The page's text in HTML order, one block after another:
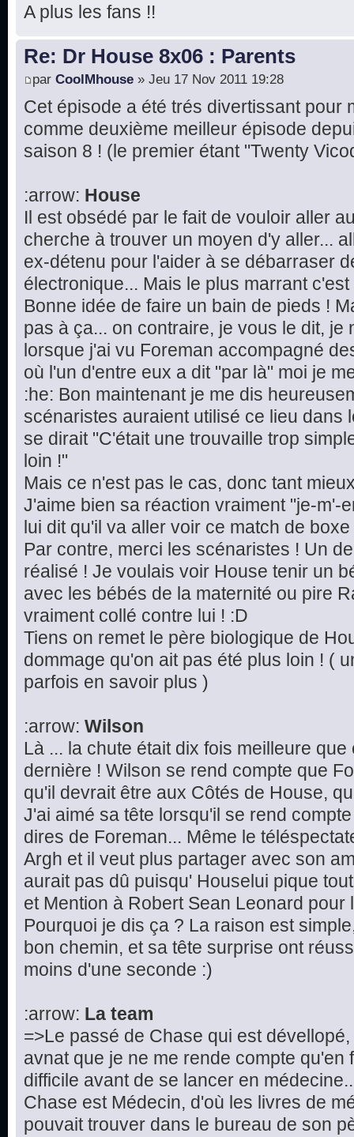
A plus les fans !!
Re: Dr House 8x06 : Parents
par CoolMhouse » Jeu 17 Nov 2011 19:28
Cet épisode a été trés divertissant pour
comme deuxième meilleur épisode
saison 8 ! (le premier étant "Twenty
:arrow: House
Il est obsédé par le fait de vouloir aller
cherche à trouver un moyen d'y aller...
ex-détenu pour l'aider à se débarraser
électronique... Mais le plus marrant
Bonne idée de faire un bain de pieds !
pas à ça... on contraire, je vous le dit, je
lorsque j'ai vu Foreman accompagné
où l'un d'entre eux a dit "par là" moi je
:he: Bon maintenant je me dis
scénaristes auraient utilisé ce lieu dans
se dirait "C'était une trouvaille trop
loin !"
Mais ce n'est pas le cas, donc tant
J'aime bien sa réaction vraiment "je-m'-
lui dit qu'il va aller voir ce match de boxe
Par contre, merci les scénaristes ! Un
réalisé ! Je voulais voir House tenir un
avec les bébés de la maternité ou pire
vraiment collé contre lui ! :D
Tiens on remet le père biologique de
dommage qu'on ait pas été plus loin ! (
parfois en savoir plus )
:arrow: Wilson
Là ... la chute était dix fois meilleure
dernière ! Wilson se rend compte que
qu'il devrait être aux Côtés de House,
J'ai aimé sa tête lorsqu'il se rend
dires de Foreman... Même le
Argh et il veut plus partager avec son
aurait pas dû puisqu' Houselui pique
et Mention à Robert Sean Leonard pour
Pourquoi je dis ça ? La raison est
bon chemin, et sa tête surprise ont
moins d'une seconde :)
:arrow: La team
=>Le passé de Chase qui est
avnat que je ne me rende compte qu'en
difficile avant de se lancer en
Chase est Médecin, d'où les livres de
pouvait trouver dans le bureau de son